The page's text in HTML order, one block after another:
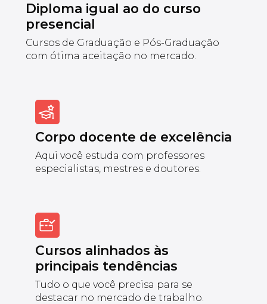
Diploma igual ao do curso
presencial
Cursos de Graduação e Pós-Graduação
com ótima aceitação no mercado.
Corpo docente de excelência
Aqui você estuda com professores
especialistas, mestres e doutores.
Cursos alinhados às
principais tendências
Tudo o que você precisa para se
destacar no mercado de trabalho.